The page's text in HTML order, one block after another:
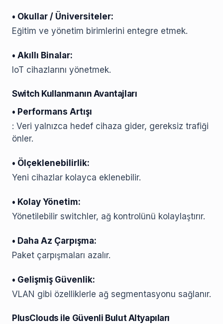
• Okullar / Üniversiteler:
Eğitim ve yönetim birimlerini entegre etmek.
• Akıllı Binalar:
IoT cihazlarını yönetmek.
Switch Kullanmanın Avantajları
• Performans Artışı
: Veri yalnızca hedef cihaza gider, gereksiz trafiği
önler.
• Ölçeklenebilirlik:
Yeni cihazlar kolayca eklenebilir.
• Kolay Yönetim:
Yönetilebilir switchler, ağ kontrolünü kolaylaştırır.
• Daha Az Çarpışma:
Paket çarpışmaları azalır.
• Gelişmiş Güvenlik:
VLAN gibi özelliklerle ağ segmentasyonu sağlanır.
PlusClouds ile Güvenli Bulut Altyapıları